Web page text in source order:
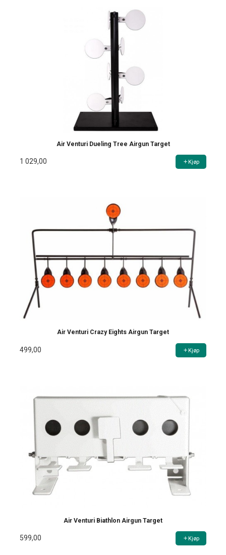
Air Venturi Dueling Tree Airgun Target
1 029,00 Kjøp
Air Venturi Crazy Eights Airgun Target
499,00 Kjøp
Air Venturi Biathlon Airgun Target
599,00 Kjøp